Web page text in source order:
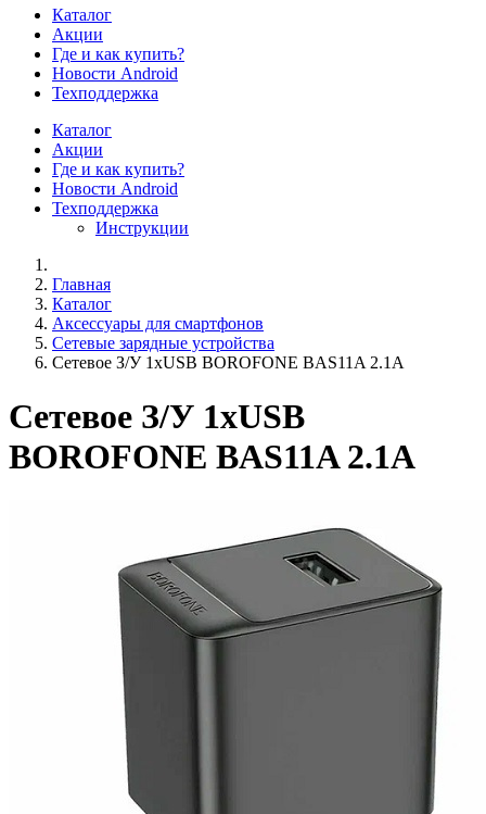
Каталог
Акции
Где и как купить?
Новости Android
Техподдержка
Каталог
Акции
Где и как купить?
Новости Android
Техподдержка
Инструкции
Главная
Каталог
Аксессуары для смартфонов
Сетевые зарядные устройства
Сетевое З/У 1xUSB BOROFONE BAS11A 2.1A
Сетевое З/У 1xUSB
BOROFONE BAS11A 2.1A